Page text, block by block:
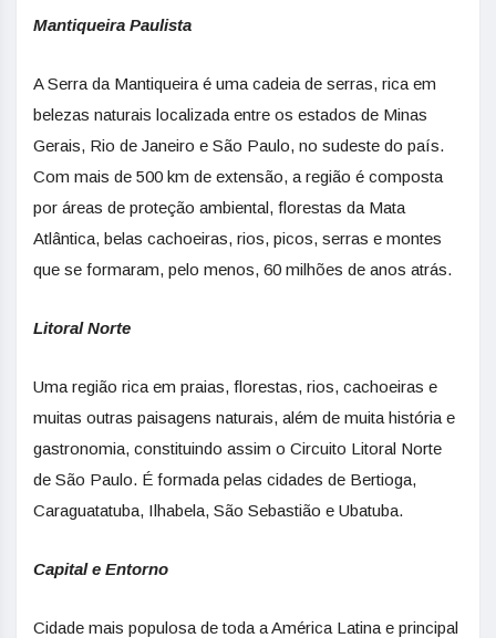
Mantiqueira Paulista
A Serra da Mantiqueira é uma cadeia de serras, rica em
belezas naturais localizada entre os estados de Minas
Gerais, Rio de Janeiro e São Paulo, no sudeste do país.
Com mais de 500 km de extensão, a região é composta
por áreas de proteção ambiental, florestas da Mata
Atlântica, belas cachoeiras, rios, picos, serras e montes
que se formaram, pelo menos, 60 milhões de anos atrás.
Litoral Norte
Uma região rica em praias, florestas, rios, cachoeiras e
muitas outras paisagens naturais, além de muita história e
gastronomia, constituindo assim o Circuito Litoral Norte
de São Paulo. É formada pelas cidades de Bertioga,
Caraguatatuba, Ilhabela, São Sebastião e Ubatuba.
Capital e Entorno
Cidade mais populosa de toda a América Latina e principal